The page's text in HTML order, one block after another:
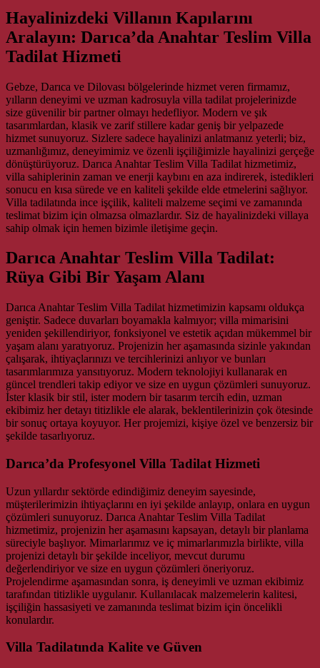
Hayalinizdeki Villanın Kapılarını
Aralayın: Darıca’da Anahtar Teslim Villa
Tadilat Hizmeti
Gebze, Darıca ve Dilovası bölgelerinde hizmet veren firmamız,
yılların deneyimi ve uzman kadrosuyla villa tadilat projelerinizde
size güvenilir bir partner olmayı hedefliyor. Modern ve şık
tasarımlardan, klasik ve zarif stillere kadar geniş bir yelpazede
hizmet sunuyoruz. Sizlere sadece hayalinizi anlatmanız yeterli; biz,
uzmanlığımız, deneyimimiz ve özenli işçiliğimizle hayalinizi gerçeğe
dönüştürüyoruz. Darıca Anahtar Teslim Villa Tadilat hizmetimiz,
villa sahiplerinin zaman ve enerji kaybını en aza indirerek, istedikleri
sonucu en kısa sürede ve en kaliteli şekilde elde etmelerini sağlıyor.
Villa tadilatında ince işçilik, kaliteli malzeme seçimi ve zamanında
teslimat bizim için olmazsa olmazlardır. Siz de hayalinizdeki villaya
sahip olmak için hemen bizimle iletişime geçin.
Darıca Anahtar Teslim Villa Tadilat:
Rüya Gibi Bir Yaşam Alanı
Darıca Anahtar Teslim Villa Tadilat hizmetimizin kapsamı oldukça
geniştir. Sadece duvarları boyamakla kalmıyor; villa mimarisini
yeniden şekillendiriyor, fonksiyonel ve estetik açıdan mükemmel bir
yaşam alanı yaratıyoruz. Projenizin her aşamasında sizinle yakından
çalışarak, ihtiyaçlarınızı ve tercihlerinizi anlıyor ve bunları
tasarımlarımıza yansıtıyoruz. Modern teknolojiyi kullanarak en
güncel trendleri takip ediyor ve size en uygun çözümleri sunuyoruz.
İster klasik bir stil, ister modern bir tasarım tercih edin, uzman
ekibimiz her detayı titizlikle ele alarak, beklentilerinizin çok ötesinde
bir sonuç ortaya koyuyor. Her projemizi, kişiye özel ve benzersiz bir
şekilde tasarlıyoruz.
Darıca’da Profesyonel Villa Tadilat Hizmeti
Uzun yıllardır sektörde edindiğimiz deneyim sayesinde,
müşterilerimizin ihtiyaçlarını en iyi şekilde anlayıp, onlara en uygun
çözümleri sunuyoruz. Darıca Anahtar Teslim Villa Tadilat
hizmetimiz, projenizin her aşamasını kapsayan, detaylı bir planlama
süreciyle başlıyor. Mimarlarımız ve iç mimarlarımızla birlikte, villa
projenizi detaylı bir şekilde inceliyor, mevcut durumu
değerlendiriyor ve size en uygun çözümleri öneriyoruz.
Projelendirme aşamasından sonra, iş deneyimli ve uzman ekibimiz
tarafından titizlikle uygulanır. Kullanılacak malzemelerin kalitesi,
işçiliğin hassasiyeti ve zamanında teslimat bizim için öncelikli
konulardır.
Villa Tadilatında Kalite ve Güven